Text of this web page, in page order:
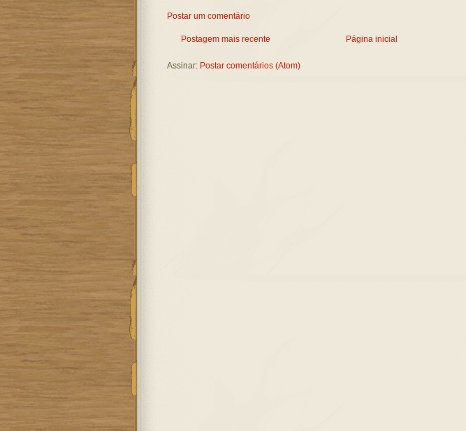
Postar um comentário
Postagem mais recente Página inicial
Assinar: Postar comentários (Atom)